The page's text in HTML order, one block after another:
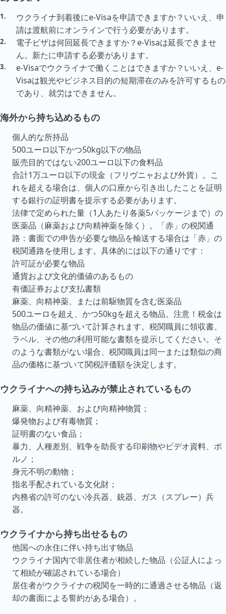
ウクライナ到着後にe-Visaを申請できますか？いいえ、申
請は渡航前にオンラインで行う必要があります。
電子ビザは何回延長できますか？e-Visaは延長できませ
ん。新たに申請する必要があります。
e-Visaでウクライナで働くことはできますか？いいえ、e-
Visaは観光やビジネス目的の短期滞在のみを許可するもの
であり、就労はできません。
海外から持ち込めるもの
個人的な所持品
500ユーロ以下かつ50kg以下の物品
販売目的ではない200ユーロ以下の食料品
合計1万ユーロ以下の現金（フリヴニャおよび外貨）。こ
れを超える場合は、個人の口座から引き出したことを証明
する銀行の証明書を提示する必要があります。
法律で定められた量（1人あたり各薬5パッケージまで）の
医薬品（麻薬および向精神薬を除く）。「赤」の税関通
路：書面での申告が必要な物品を輸送する場合は「赤」の
税関通路を使用します。具体的には以下の通りです：
許可証が必要な物品
通貨および文化的価値のあるもの
有価証券および支払書類
麻薬、向精神薬、または前駆物質を含む医薬品
500ユーロを超え、かつ50kgを超える物品。注意！税金は
物品の価値に基づいて計算されます。税関職員に領収書、
ラベル、その他の利用可能な書類を提示してください。そ
のような書類がない場合、税関職員は同一または類似の商
品の価格に基づいて関税評価額を決定します。
ウクライナへの持ち込みが禁止されているもの
麻薬、向精神薬、および向精神物質；
爆発物および有毒物質；
証明書のない食品；
暴力、人種差別、戦争を助長する印刷物やビデオ資料、ポ
ルノ；
身元不明の動物；
指名手配されている文化財；
内務省の許可のない冷兵器、銃器、ガス（スプレー）兵
器。
ウクライナから持ち出せるもの
他国への永住に伴い持ち出す物品
ウクライナ国内で非居住者が相続した物品（公証人によっ
て相続が確認されている場合）
居住者がウクライナの税関を一時的に通過させる物品（返
却の書面による誓約がある場合）。